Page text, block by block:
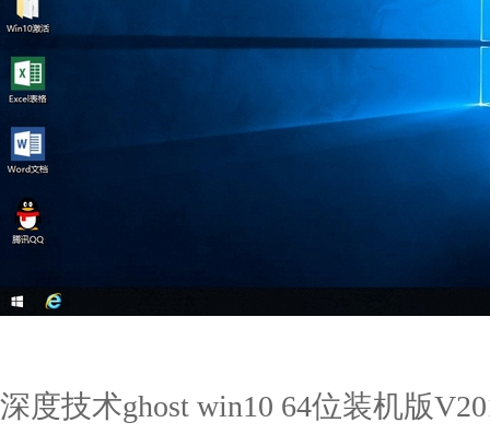
深度技术ghost win10 64位装机版